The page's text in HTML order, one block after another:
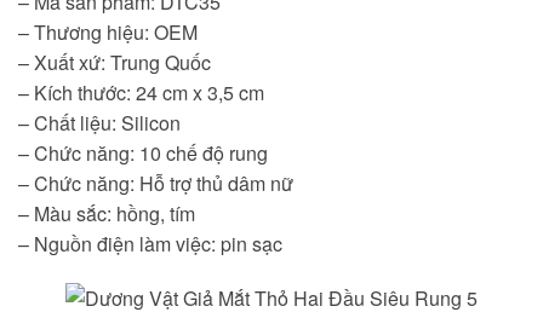
– Thương hiệu: OEM
– Xuất xứ: Trung Quốc
– Kích thước: 24 cm x 3,5 cm
– Chất liệu: Silicon
– Chức năng: 10 chế độ rung
– Chức năng: Hỗ trợ thủ dâm nữ
– Màu sắc: hồng, tím
– Nguồn điện làm việc: pin sạc